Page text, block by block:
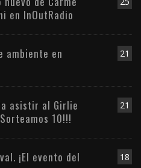
en InOutRadio
21
ambiente en
21
asistir al Girlie
10!!!
18
¡El evento del